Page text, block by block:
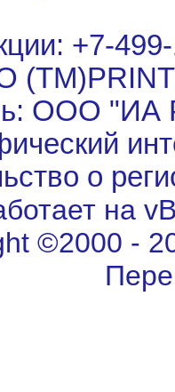
+7-
ООО "ИА
о
на
©2000 -